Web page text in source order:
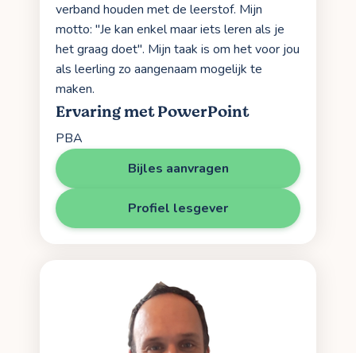
verband houden met de leerstof. Mijn
motto: "Je kan enkel maar iets leren als je
het graag doet". Mijn taak is om het voor jou
als leerling zo aangenaam mogelijk te
maken.
Ervaring met PowerPoint
PBA
Bijles aanvragen
Profiel lesgever